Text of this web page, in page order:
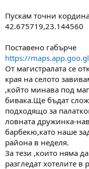
Пускам точни
42.675719,23.144560
Поставено габърче
https://
От магистралата се
края на селото
,който минава под
бивака.Ще бъдат
подходящо за
ловната дружинка-
барбекю,като наше
района в неделя.
За тези ,които няма
разгледат хотелите в